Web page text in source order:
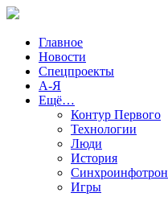
Главное
Новости
Спецпроекты
А-Я
Ещё…
Контур Первого
Технологии
Люди
История
Синхроинфотрон
Игры